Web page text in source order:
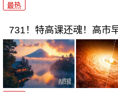
最热
731！特高课还魂！高市